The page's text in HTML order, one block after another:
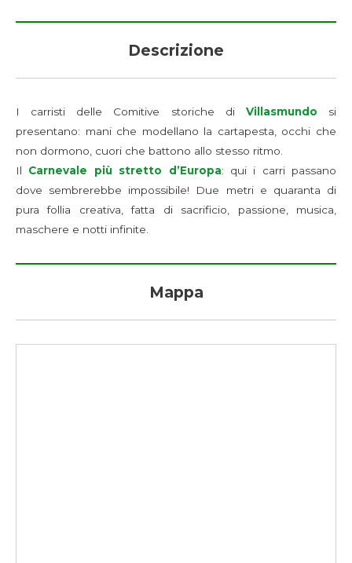
Descrizione
I carristi delle Comitive storiche di Villasmundo si
presentano: mani che modellano la cartapesta, occhi che
non dormono, cuori che battono allo stesso ritmo.
Il Carnevale più stretto d’Europa: qui i carri passano
dove sembrerebbe impossibile! Due metri e quaranta di
pura follia creativa, fatta di sacrificio, passione, musica,
maschere e notti infinite.
Mappa